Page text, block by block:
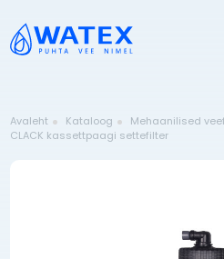
Avaleht Kataloog Mehaanilised
CLACK kassettpaagi settefilter